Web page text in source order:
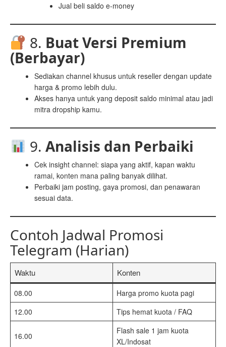
Jual beli saldo e-money
8. Buat Versi Premium
(Berbayar)
Sediakan channel khusus untuk reseller dengan update
harga & promo lebih dulu.
Akses hanya untuk yang deposit saldo minimal atau jadi
mitra dropship kamu.
9. Analisis dan Perbaiki
Cek insight channel: siapa yang aktif, kapan waktu
ramai, konten mana paling banyak dilihat.
Perbaiki jam posting, gaya promosi, dan penawaran
sesuai data.
Contoh Jadwal Promosi
Telegram (Harian)
Waktu Konten
08.00
Harga promo kuota pagi
12.00
Tips hemat kuota / FAQ
16.00
Flash sale 1 jam kuota
XL/Indosat